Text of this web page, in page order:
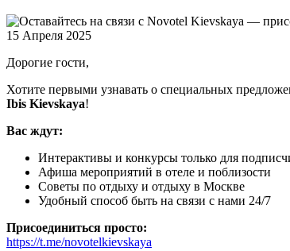
15 Апреля 2025
Дорогие гости,
Хотите первыми узнавать о специальных
Ibis Kievskaya!
Вас ждут:
Интерактивы и конкурсы только для
Афиша мероприятий в отеле и поблизости
Советы по отдыху и отдыху в Москве
Удобный способ быть на связи с нами 24/7
Присоединиться просто:
https://t.me/novotelkievskaya